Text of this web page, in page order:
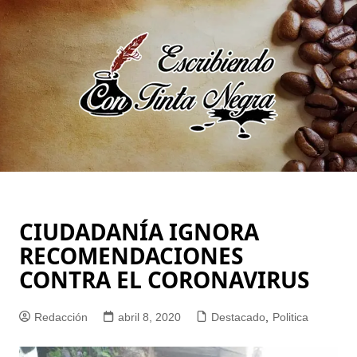
Saltar
al
contenido
CIUDADANÍA IGNORA
RECOMENDACIONES
CONTRA EL CORONAVIRUS
Redacción abril 8, 2020 Destacado, Politica